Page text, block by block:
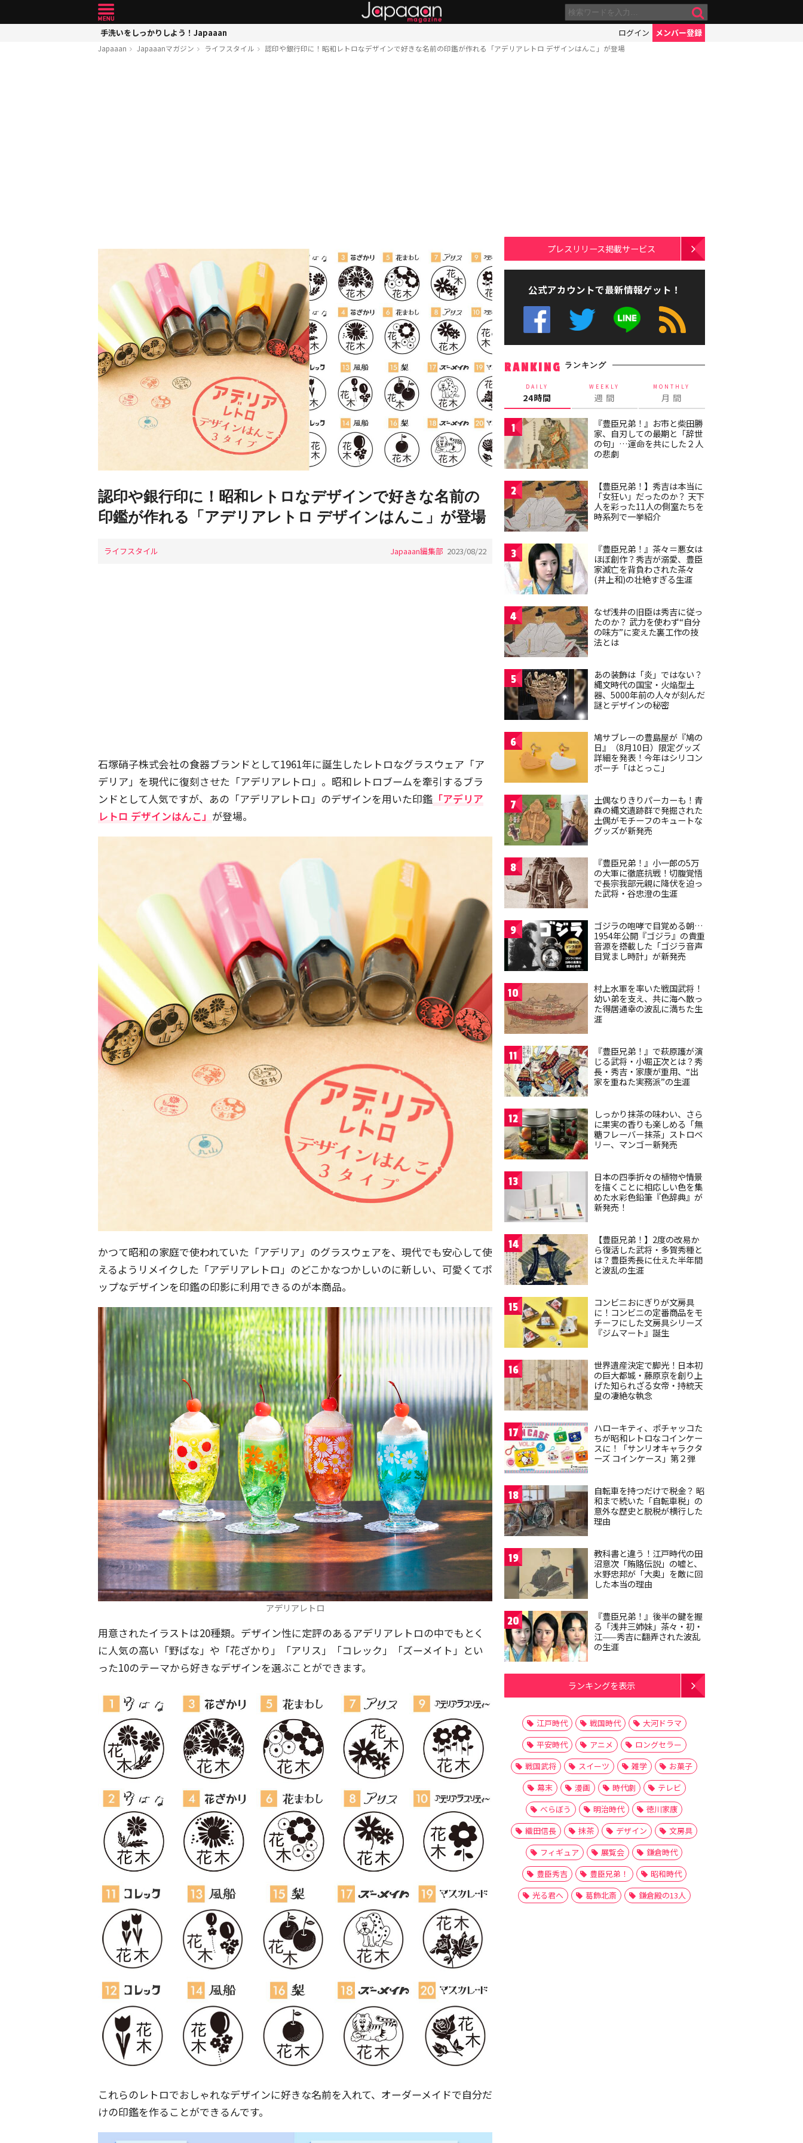
手洗いをしっかりしよう！Japaaan ログイン メンバー登録
Japaaan Japaaanマガジン ライフスタイル 認印や銀行印に！昭和レトロなデザインで好きな名前の印鑑が作れる「アデリアレトロ デザインはんこ」が登場
認印や銀行印に！昭和レトロなデザインで好きな名前の
印鑑が作れる「アデリアレトロ デザインはんこ」が登場
ライフスタイル Japaaan編集部 2023/08/22
石塚硝子株式会社の食器ブランドとして1961年に誕生したレトロなグラスウェア「ア
デリア」を現代に復刻させた「アデリアレトロ」。昭和レトロブームを牽引するブラ
ンドとして人気ですが、あの「アデリアレトロ」のデザインを用いた印鑑 「アデリア
レトロ デザインはんこ」 が登場。
かつて昭和の家庭で使われていた「アデリア」のグラスウェアを、現代でも安心して使
えるようリメイクした「アデリアレトロ」のどこかなつかしいのに新しい、可愛くてポ
ップなデザインを印鑑の印影に利用できるのが本商品。
アデリアレトロ
用意されたイラストは20種類。デザイン性に定評のあるアデリアレトロの中でもとく
に人気の高い「野ばな」や「花ざかり」「アリス」「コレック」「ズーメイト」とい
った10のテーマから好きなデザインを選ぶことができます。
これらのレトロでおしゃれなデザインに好きな名前を入れて、オーダーメイドで自分だ
けの印鑑を作ることができるんです。
プレスリリース掲載サービス
公式アカウントで最新情報ゲット！
RANKING ランキング
DAILY
24時間
WEEKLY
週 間
MONTHLY
月 間
1
『豊臣兄弟！』お市と柴田勝
家、自刃しての最期と「辞世
の句」…運命を共にした２人
の悲劇
2
【豊臣兄弟！】秀吉は本当に
「女狂い」だったのか？ 天下
人を彩った11人の側室たちを
時系列で一挙紹介
3
『豊臣兄弟！』茶々＝悪女は
ほぼ創作？秀吉が溺愛、豊臣
家滅亡を背負わされた茶々
(井上和)の壮絶すぎる生涯
4
なぜ浅井の旧臣は秀吉に従っ
たのか？ 武力を使わず“自分
の味方”に変えた裏工作の技
法とは
5
あの装飾は「炎」ではない？
縄文時代の国宝・火焔型土
器、5000年前の人々が刻んだ
謎とデザインの秘密
6
鳩サブレーの豊島屋が『鳩の
日』（8月10日）限定グッズ
詳細を発表！今年はシリコン
ポーチ「はとっこ」
7
土偶なりきりパーカーも！青
森の縄文遺跡群で発掘された
土偶がモチーフのキュートな
グッズが新発売
8
『豊臣兄弟！』小一郎の5万
の大軍に徹底抗戦！切腹覚悟
で長宗我部元親に降伏を迫っ
た武将・谷忠澄の生涯
9
ゴジラの咆哮で目覚める朝…
1954年公開『ゴジラ』の貴重
音源を搭載した「ゴジラ音声
目覚まし時計」が新発売
10
村上水軍を率いた戦国武将！
幼い弟を支え、共に海へ散っ
た得居通幸の波乱に満ちた生
涯
11
『豊臣兄弟！』で萩原護が演
じる武将・小堀正次とは？秀
長・秀吉・家康が重用、“出
家を重ねた実務派”の生涯
12
しっかり抹茶の味わい、さら
に果実の香りも楽しめる「無
糖フレーバー抹茶」ストロベ
リー、マンゴー新発売
13
日本の四季折々の植物や情景
を描くことに相応しい色を集
めた水彩色鉛筆『色辞典』が
新発売！
14
【豊臣兄弟！】2度の改易か
ら復活した武将・多賀秀種と
は？豊臣秀長に仕えた半年間
と波乱の生涯
15
コンビニおにぎりが文房具
に！コンビニの定番商品をモ
チーフにした文房具シリーズ
『ジムマート』誕生
16
世界遺産決定で脚光！日本初
の巨大都城・藤原京を創り上
げた知られざる女帝・持統天
皇の凄絶な執念
17
ハローキティ、ポチャッコた
ちが昭和レトロなコインケー
スに！「サンリオキャラクタ
ーズ コインケース」第２弾
18
自転車を持つだけで税金？ 昭
和まで続いた「自転車税」の
意外な歴史と脱税が横行した
理由
19
教科書と違う！江戸時代の田
沼意次「賄賂伝説」の嘘と、
水野忠邦が「大奥」を敵に回
した本当の理由
20
『豊臣兄弟！』後半の鍵を握
る「浅井三姉妹」茶々・初・
江——秀吉に翻弄された波乱
の生涯
ランキングを表示
江戸時代 戦国時代
大河ドラマ
平安時代
アニメ
ロングセラー
戦国武将
スイーツ 雑学
お菓子
幕末
漫画 時代劇
テレビ
べらぼう
明治時代
徳川家康
織田信長
抹茶 デザイン
文房具
フィギュア
展覧会
鎌倉時代
豊臣秀吉
豊臣兄弟！
昭和時代
光る君へ
葛飾北斎 鎌倉殿の13人